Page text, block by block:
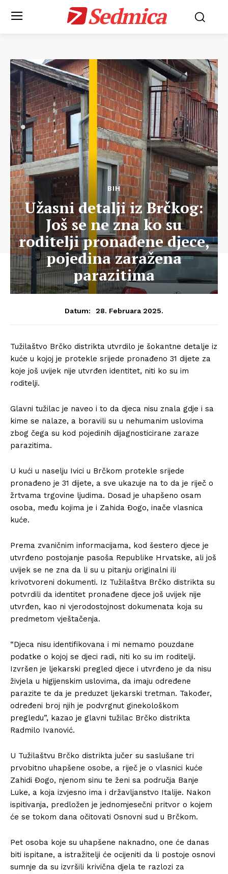
Sedmica
BIH
Užasni detalji iz Brčkog:
Još se ne zna ko su
roditelji pronađene djece,
pojedina zaražena
parazitima
Datum: 28. Februara 2025.
Tužilaštvo Brčko distrikta utvrdilo je šokantne detalje iz
kuće u kojoj je protekle srijede pronađeno 31 dijete za
koje još uvijek nije utvrđen identitet, niti ko su im
roditelji.
Glavni tužilac je naveo i to da djeca nisu znala gdje i sa
kime se nalaze, a boravili su u nehumanim uslovima
zbog čega su kod pojedinih dijagnosticirane zaraze
parazitima.
U kući u naselju Ivici u Brčkom protekle srijede
pronađeno je 31 dijete, a sve ukazuje na to da je riječ o
žrtvama trgovine ljudima. Dosad je uhapšeno osam
osoba, među kojima je i Zahida Đogo, inače vlasnica
kuće.
Prema zvaničnim informacijama, kod šestero djece je
utvrđeno postojanje pasoša Republike Hrvatske, ali još
uvijek se ne zna da li su u pitanju originalni ili
krivotvoreni dokumenti. Iz Tužilaštva Brčko distrikta su
potvrdili da identitet pronađene djece još uvijek nije
utvrđen, kao ni vjerodostojnost dokumenata koja su
predmetom vještačenja.
“Djeca nisu identifikovana i mi nemamo pouzdane
podatke o kojoj se djeci radi, niti ko su im roditelji.
Izvršen je ljekarski pregled djece i utvrđeno je da nisu
živjela u higijenskim uslovima, da imaju određene
parazite te da je preduzet ljekarski tretman. Također,
određeni broj njih je podvrgnut ginekološkom
pregledu”, kazao je glavni tužilac Brčko distrikta
Radmilo Ivanović.
U Tužilaštvu Brčko distrikta jučer su saslušane tri
prvobitno uhapšene osobe, a riječ je o vlasnici kuće
Zahidi Đogo, njenom sinu te ženi sa područja Banje
Luke, a koja izvjesno ima i državljanstvo Italije. Nakon
ispitivanja, predložen je jednomjesečni pritvor o kojem
će se tokom dana očitovati Osnovni sud u Brčkom.
Pet osoba koje su uhapšene naknadno, one će danas
biti ispitane, a istražitelji će ocijeniti da li postoje osnovi
sumnje da su izvršili krivična djela te razlozi za